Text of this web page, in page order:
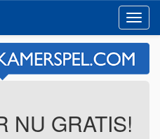
NU GRATIS!